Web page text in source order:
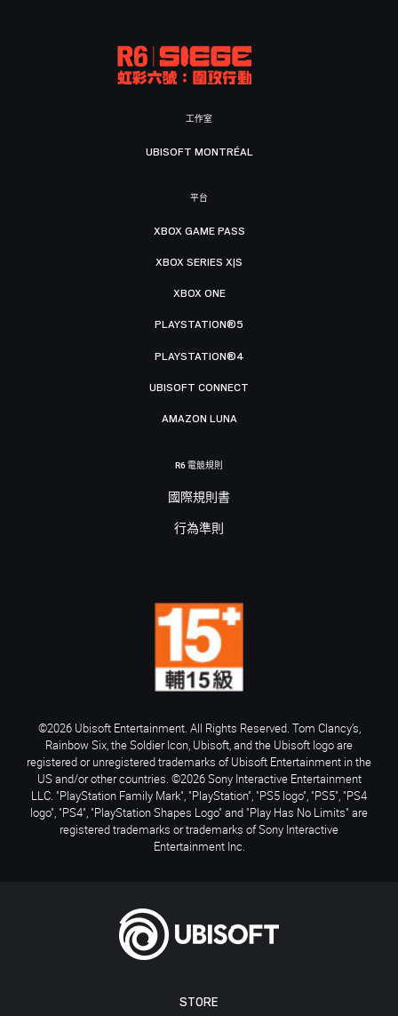
STORE
工作室
UBISOFT MONTRÉAL
平台
XBOX GAME PASS
XBOX SERIES X|S
XBOX ONE
PLAYSTATION®5
PLAYSTATION®4
UBISOFT CONNECT
AMAZON LUNA
R6 電競規則
國際規則書
行為準則
©2026 Ubisoft Entertainment. All Rights Reserved. Tom Clancy’s,
Rainbow Six, the Soldier Icon, Ubisoft, and the Ubisoft logo are
registered or unregistered trademarks of Ubisoft Entertainment in the
US and/or other countries. ©2026 Sony Interactive Entertainment
LLC. "PlayStation Family Mark", "PlayStation", "PS5 logo", "PS5", "PS4
logo", "PS4", "PlayStation Shapes Logo" and "Play Has No Limits" are
registered trademarks or trademarks of Sony Interactive
Entertainment Inc.